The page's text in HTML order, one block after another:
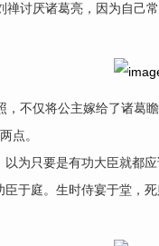
厌诸葛亮，因为自己
仅将公主嫁给了诸葛瞻
点。
只要是有功大臣就都应
于庭。生时侍宴于堂，